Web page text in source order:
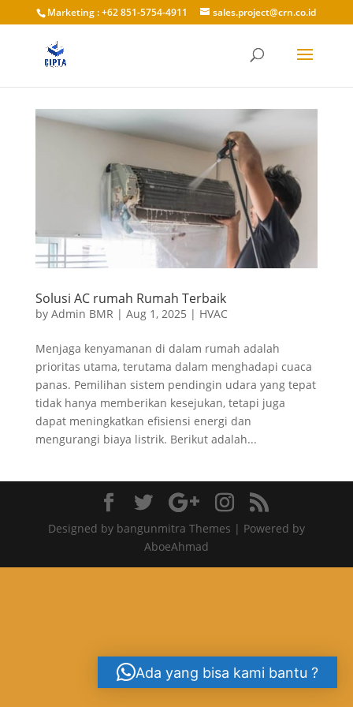
Marketing : +62 851-5754-4911 sales.project@crn.co.id
Solusi AC rumah Rumah Terbaik
by Admin BMR | Aug 1, 2025 | HVAC
Menjaga kenyamanan di dalam rumah adalah
prioritas utama, terutama dalam menghadapi cuaca
panas. Pemilihan sistem pendingin udara yang tepat
tidak hanya memberikan kesejukan, tetapi juga
dapat meningkatkan efisiensi energi dan
mengurangi biaya listrik. Berikut adalah...
Designed by bangunmitra Themes | Powered by
AboeAhmad
Ada yang bisa kami bantu ?